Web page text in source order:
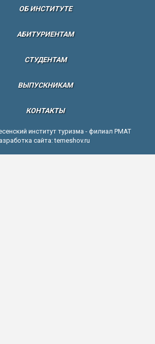
ОБ ИНСТИТУТЕ(CURRENT)
АБИТУРИЕНТАМ
СТУДЕНТАМ
ВЫПУСКНИКАМ
КОНТАКТЫ
институт туризма - филиал РМАТ
сайта:temeshov.ru